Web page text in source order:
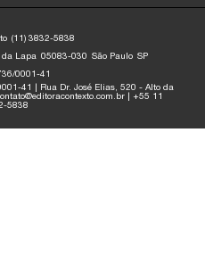
(11) 3832-5838
da Lapa 05083-030 São Paulo SP
0001-41
41 | Rua Dr. José Elias, 520 - Alto da
| +55 11
5838